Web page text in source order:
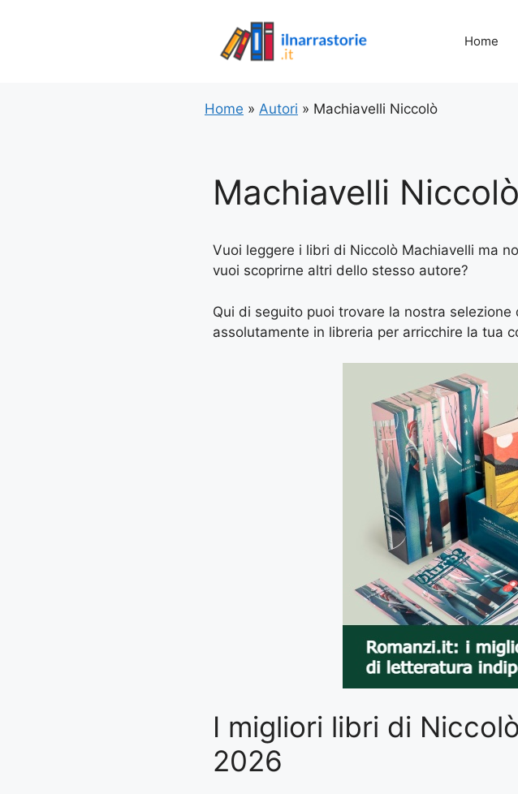
Home
Home » Autori » Machiavelli Niccolò
Machiavelli Niccolò
Vuoi leggere i libri di Niccolò Machiavelli ma
vuoi scoprirne altri dello stesso autore?
Qui di seguito puoi trovare la nostra
assolutamente in libreria per arricchire la tua
I migliori libri di
2026